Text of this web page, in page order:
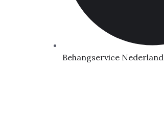
Behangservice Nederland